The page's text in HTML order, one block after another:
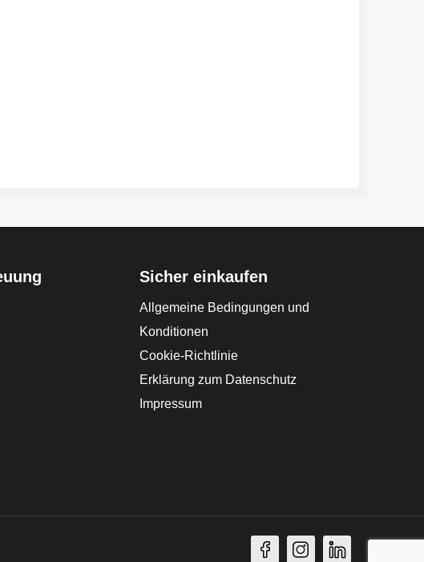
Sicher einkaufen
Allgemeine Bedingungen und
Konditionen
Cookie-Richtlinie
Erklärung zum Datenschutz
Impressum